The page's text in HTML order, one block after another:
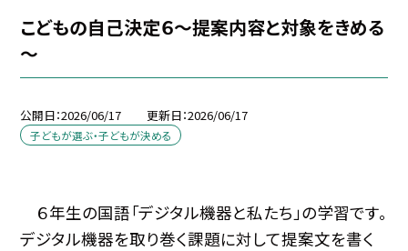
こどもの自己決定６～提案内容と対象をきめる
～
公開日 2026/06/17 更新日 2026/06/17
子どもが選ぶ・子どもが決める
６年生の国語「デジタル機器と私たち」の学習です。
デジタル機器を取り巻く課題に対して提案文を書く